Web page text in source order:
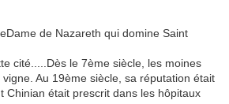
de Nazareth qui domine Saint
cité.....Dès le 7ème siècle, les moines
Au 19ème siècle, sa réputation était
Chinian était prescrit dans les hôpitaux